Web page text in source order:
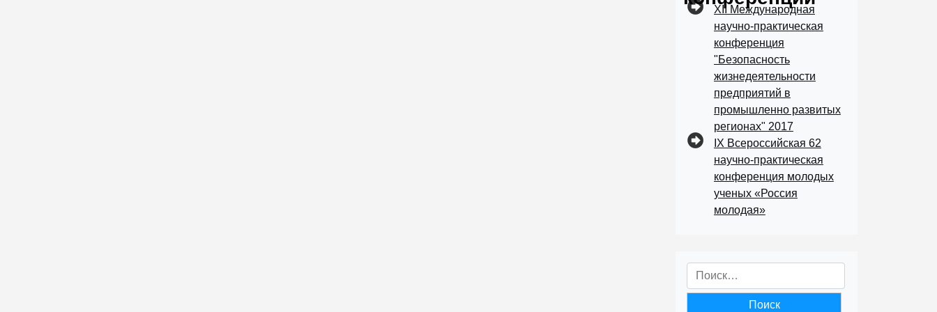
XII Международная
научно-практическая
конференция
"Безопасность
жизнедеятельности
предприятий в
промышленно развитых
регионах" 2017
IX Всероссийская 62
научно-практическая
конференция молодых
ученых «Россия
молодая»
Найти: